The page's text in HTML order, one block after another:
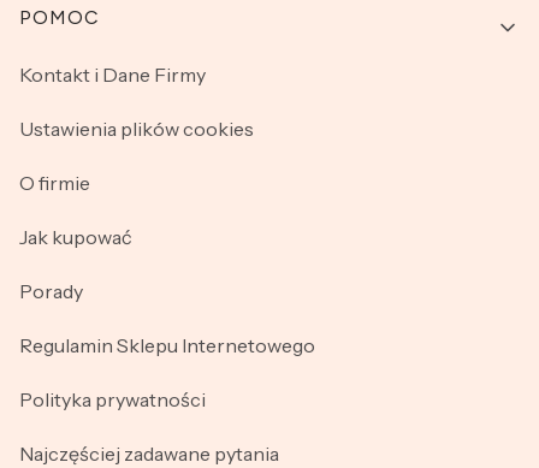
Linki w stopce
POMOC
Kontakt i Dane Firmy
Ustawienia plików cookies
O firmie
Jak kupować
Porady
Regulamin Sklepu Internetowego
Polityka prywatności
Najczęściej zadawane pytania